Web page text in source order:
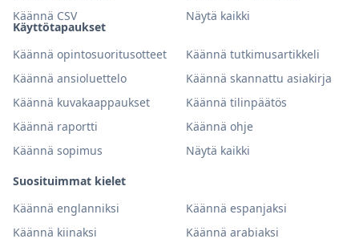
Käyttötapaukset
Käännä opintosuoritusotteet
Käännä tutkimusartikkeli
Käännä ansioluettelo
Käännä skannattu asiakirja
Käännä kuvakaappaukset
Käännä tilinpäätös
Käännä raportti
Käännä ohje
Käännä sopimus
Näytä kaikki
Suosituimmat kielet
Käännä englanniksi
Käännä espanjaksi
Käännä kiinaksi
Käännä arabiaksi
Käännä CSV
Näytä kaikki